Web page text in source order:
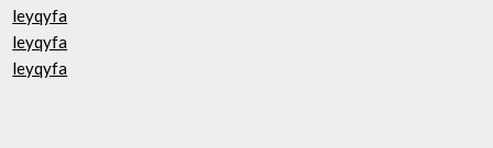
leyqyfa
leyqyfa
leyqyfa